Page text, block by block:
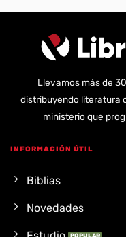
Llevamos más de
distribuyendo literatura
ministerio que
INFORMACIÓN ÚTIL
Biblias
Novedades